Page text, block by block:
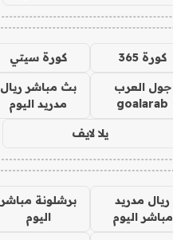
كورة 365 كورة سيتي
جول العرب
goalarab
بث مباشر ريال
مدريد اليوم
يلا لايف
ريال مدريد
مباشر اليوم
برشلونة مباشر
اليوم